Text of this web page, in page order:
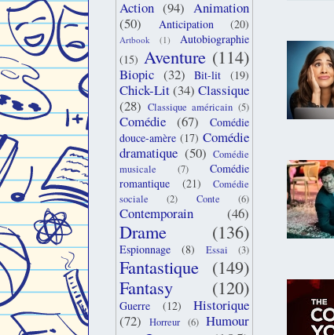
Action (94) Animation
(50)
Anticipation (20)
Artbook (1)
Autobiographie
(15) Aventure (114)
Biopic (32) Bit-lit (19)
Chick-Lit(34) Classique
(28) Classique américain (5)
Comédie (67)
Comédie
douce-amère (17) Comédie
dramatique (50) Comédie
musicale
(7)
Comédie
romantique
(21)
Comédie
sociale
(2) Conte (6)
Contemporain (46)
Drame (136)
Espionnage (8) Essai (3)
Fantastique (149)
Fantasy
(120)
Guerre (12)
Historique
(72)
Horreur (6) Humour